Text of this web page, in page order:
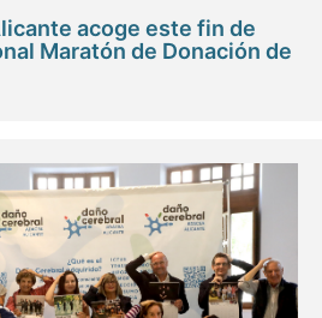
acoge este fin de
Maratón de Donación de